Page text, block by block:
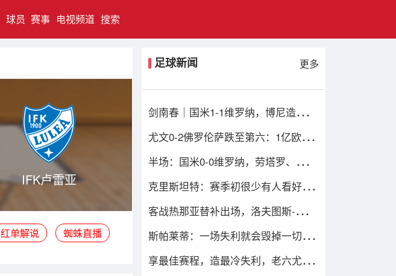
球员 赛事 电视频道 搜索
IFK卢雷亚
红单解说 蜘蛛直播
足球新闻 更多
剑南春｜国米1-1维罗纳，博尼造乌
尤文0-2佛罗伦萨跌至第六：1亿欧损
半场：国米0-0维罗纳，劳塔罗、姆希
克里斯坦特：赛季初很少有人看好我
客战热那亚替补出场，洛夫图斯-奇克
斯帕莱蒂：一场失利就会毁掉一切的
享最佳赛程，造最冷失利，老六尤文